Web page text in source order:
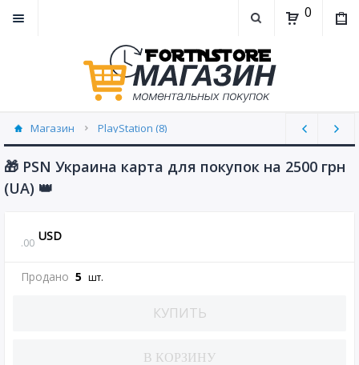
0
Магазин
PlayStation (8)
PlayStation | Пополнение бумажника (25)
🎁 PSN Украина карта для покупок на 2500 грн
(UA) 👑
.00 USD
Продано 5 шт.
КУПИТЬ
В КОРЗИНУ